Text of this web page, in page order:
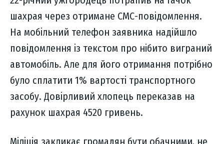
шахрая через отримане СМС-повідомлення.
На мобільний телефон заявника надійшло
повідомлення із текстом про нібито виграний
автомобіль. Але для його отримання потрібно
було сплатити 1% вартості транспортного
засобу. Довірливий хлопець переказав на
рахунок шахрая 4520 гривень.
Міліція закликає громадян бути обачними, не